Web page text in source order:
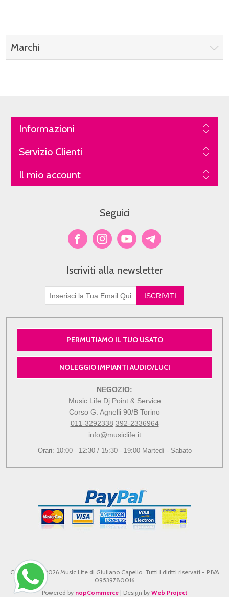
Marchi
Informazioni
Servizio Clienti
Il mio account
Seguici
Iscriviti alla newsletter
PERMUTIAMO IL TUO USATO
NOLEGGIO IMPIANTI AUDIO/LUCI
NEGOZIO:
Music Life Dj Point & Service
Corso G. Agnelli 90/B Torino
011-3292338 392-2336964
info@musiclife.it
Orari: 10:00 - 12:30 / 15:30 - 19:00 Martedì - Sabato
Copyright © 2026 Music Life di Giuliano Capello. Tutti i diritti riservati - P.IVA
09539780016
Powered by nopCommerce| Design by Web Project